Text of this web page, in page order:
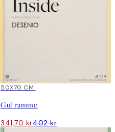
15%*
50X70 CM
Gul ramme
341,70 kr402 kr